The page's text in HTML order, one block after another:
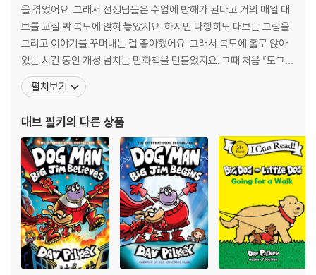
을 겪었어요. 그래서 선생님들은 수업에 방해가 된다고 거의 매일 대
브를 교실 밖 복도에 앉혀 놓았지요. 하지만 다행히도 대브는 그림을
그리고 이야기를 꾸며내는 걸 좋아했어요. 그래서 복도에 홀로 앉아
있는 시간 동안 개성 넘치는 만화책을 만들었지요. 그때 처음 『도그
맨』과 『캡틴 언더팬츠』 이야기가 탄생했어요.대학에서 대브는 그림
을 그리고 글을 쓰라고 격려해 주는 선생님을 만났어요. 1986년 영국
(이긴 세계 대전)』 을 출판하게 되
펼쳐보기
대브 필키의 다른 상품